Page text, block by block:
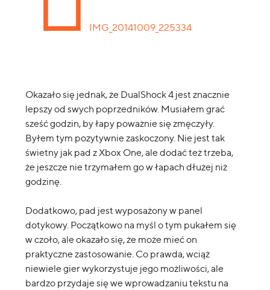
Okazało się jednak, że DualShock 4 jest znacznie
lepszy od swych poprzedników. Musiałem grać
sześć godzin, by łapy poważnie się zmęczyły.
Byłem tym pozytywnie zaskoczony. Nie jest tak
świetny jak pad z Xbox One, ale dodać też trzeba,
że jeszcze nie trzymałem go w łapach dłużej niż
godzinę.
Dodatkowo, pad jest wyposażony w panel
dotykowy. Początkowo na myśl o tym pukałem się
w czoło, ale okazało się, że może mieć on
praktyczne zastosowanie. Co prawda, wciąż
niewiele gier wykorzystuje jego możliwości, ale
bardzo przydaje się we wprowadzaniu tekstu na